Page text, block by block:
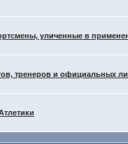
уличенные в
тренеров и официальных